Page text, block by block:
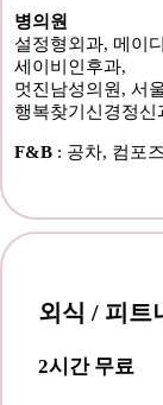
병의원
설정형외과, 메이
세이비인후과,
멋진남성의원, 서
행복찾기신경정신
F&B : 공차, 컴포
외식 / 피트
2시간 무료